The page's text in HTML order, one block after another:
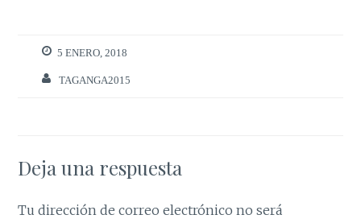
5 ENERO, 2018
TAGANGA2015
Deja una respuesta
Tu dirección de correo electrónico no será